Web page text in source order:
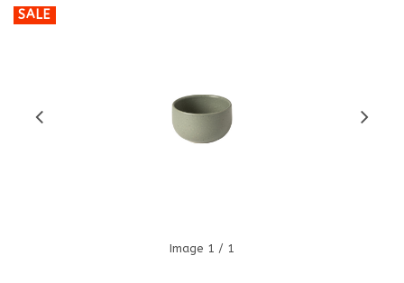
SALE
Image 1 / 1